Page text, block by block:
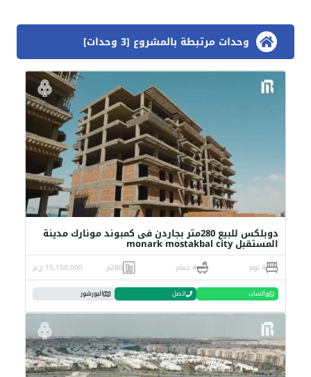
وحدات مرتبطة بالمشروع [3 وحدات]
دوبلكس للبيع 280متر بجاردن فى كمبوند مونارك مدينة
المستقبل monark mostakbal city
4 نوم 4 حمام 280م 15,150,000 ج.م
واتساب اتصل البورشور